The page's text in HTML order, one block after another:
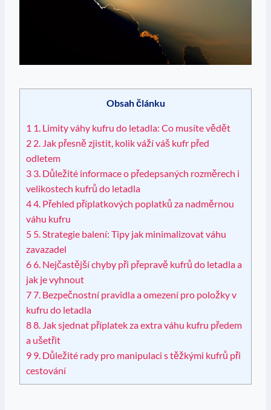
Obsah článku
1 1. Limity váhy kufru do letadla: Co musíte vědět
2 2. Jak přesně zjistit, kolik váží váš kufr před
odletem
3 3. Důležité informace o předepsaných rozměrech i
velikostech kufrů do letadla
44. Přehled příplatkových poplatků za nadměrnou
váhu kufru
5 5. Strategie balení: Tipy jak minimalizovat váhu
zavazadel
66. Nejčastější chyby při přepravě kufrů do letadla a
jak je vyhnout
77. Bezpečnostní pravidla a omezení pro položky v
kufru do letadla
88. Jak sjednat příplatek za extra váhu kufru předem
a ušetřit
9 9. Důležité rady pro manipulaci s těžkými kufrů při
cestování